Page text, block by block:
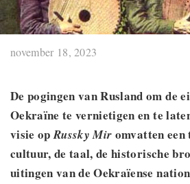
november 18, 2023
De pogingen van Rusland om de
Oekraïne te vernietigen en te
visie opRussky Mir omvatten een
cultuur, de taal, de historische
uitingen van de Oekraïense